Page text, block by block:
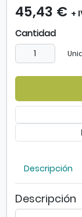
45,43 € +
Cantidad
Descripción
Descripción